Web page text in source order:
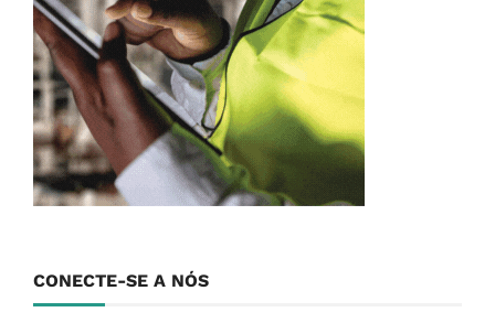
CONECTE-SE A NÓS